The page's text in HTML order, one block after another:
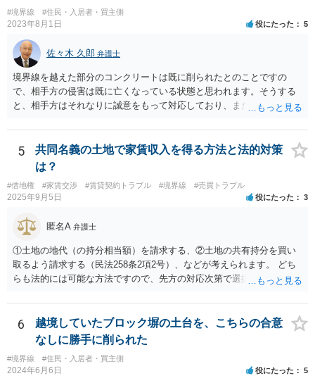
#境界線 #住民・入居者・買主側
2023年8月1日 役にたった 5
佐々木 久郎 弁護士
境界線を越えた部分のコンクリートは既に削られたとのことですの
で、相手方の侵害は既に亡くなっている状態と思われます。そうする
と、相手方はそれなりに誠意をもって対応しており、また、実際に相
は使用料や損害賠償の請求をすることは難しいと考えられます。ここ
から先は、現場を見る等して具体的な事実関係を踏まえなければ判断
が難しいので、本法律相談では対応が難しいです。
5
共同名義の土地で家賃収入を得る方法と法的対策
は？
#借地権 #家賃交渉 #賃貸契約トラブル #境界線 #売買トラブル
2025年9月5日 役にたった 3
匿名A 弁護士
①土地の地代（の持分相当額）を請求する、②土地の共有持分を買い
取るよう請求する（民法258条2項2号）、などが考えられます。 どち
らも法的には可能な方法ですので、先方の対応次第で選択することに
は②を求めて訴訟を提起することになるかと存じます。）
6
越境していたブロック塀の土台を、こちらの合意
なしに勝手に削られた
#境界線 #住民・入居者・買主側
2024年6月6日 役にたった 5